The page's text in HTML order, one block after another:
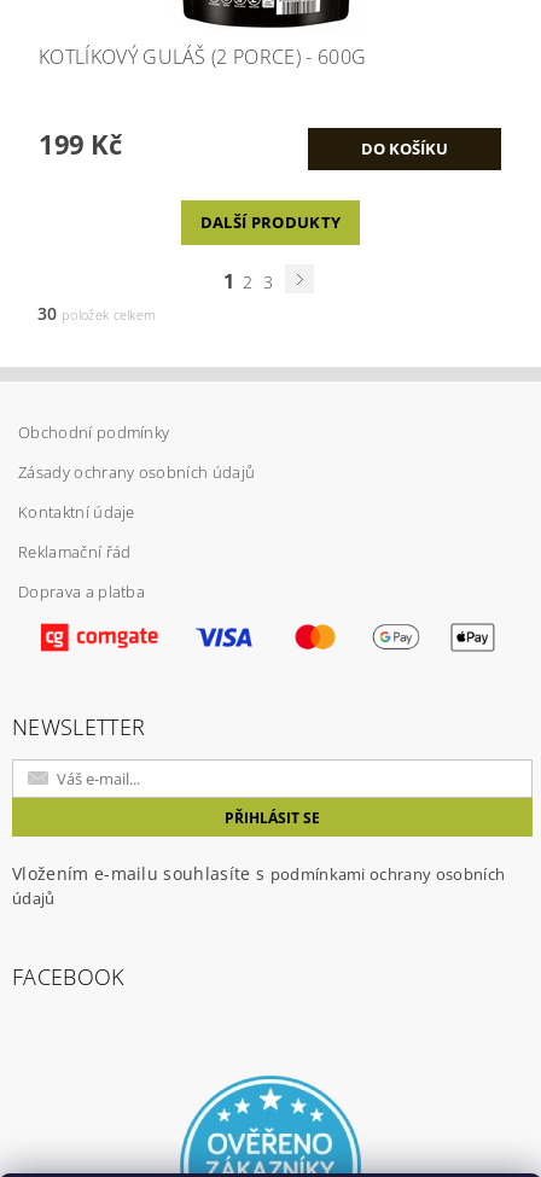
KOTLÍKOVÝ GULÁŠ (2 PORCE) - 600G
199 Kč
DALŠÍ PRODUKTY
1 2 3
30 položek celkem
Obchodní podmínky
Zásady ochrany osobních údajů
Kontaktní údaje
Reklamační řád
Doprava a platba
NEWSLETTER
Vložením e-mailu souhlasíte s podmínkami ochrany osobních
údajů
FACEBOOK